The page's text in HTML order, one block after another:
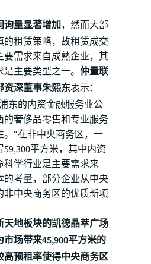
询量显著增加，然而大部
的租赁策略，故租赁成交
要需求来自成熟企业，其
主要类型之一。 仲量联
资深董事朱熙东表示：
东的内资金融服务业公
的奢侈品零售和专业服务
。“在非中央商务区，一
平方米，其中内资
科学行业是主要需求来
的考量，部分企业从中央
非中央商务区的优质新项
天地板块的凯德晶萃广场
场带来45,900平方米的
高预租率使得中央商务区